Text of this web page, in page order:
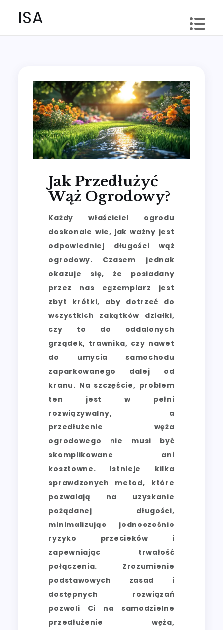
ISA
Jak Przedłużyć
Wąż Ogrodowy?
Każdy właściciel ogrodu
doskonale wie, jak ważny jest
odpowiedniej długości wąż
ogrodowy. Czasem jednak
okazuje się, że posiadany
przez nas egzemplarz jest
zbyt krótki, aby dotrzeć do
wszystkich zakątków działki,
czy to do oddalonych
grządek, trawnika, czy nawet
do umycia samochodu
zaparkowanego dalej od
kranu. Na szczęście, problem
ten jest w pełni
rozwiązywalny, a
przedłużenie węża
ogrodowego nie musi być
skomplikowane ani
kosztowne. Istnieje kilka
sprawdzonych metod, które
pozwalają na uzyskanie
pożądanej długości,
minimalizując jednocześnie
ryzyko przecieków i
zapewniając trwałość
połączenia. Zrozumienie
podstawowych zasad i
dostępnych rozwiązań
pozwoli Ci na samodzielne
przedłużenie węża,